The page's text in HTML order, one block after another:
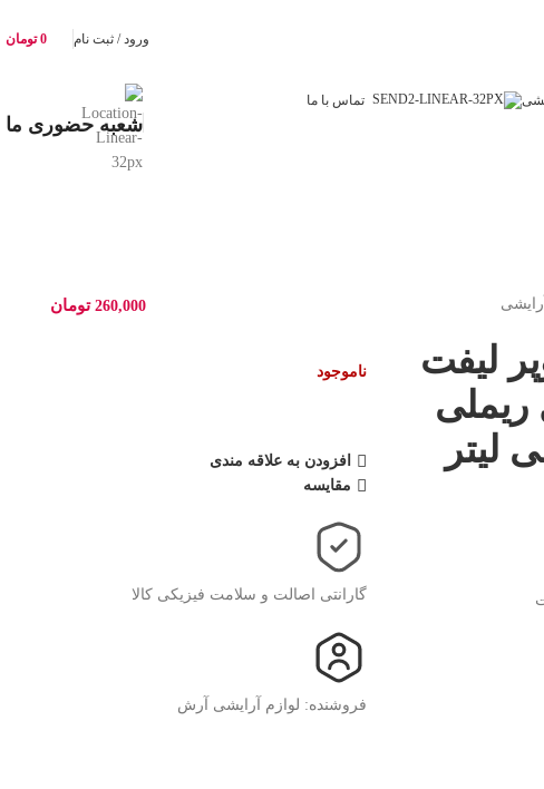
ورود / ثبت نام 0 تومان
تماس با ما
شعبه حضوری ما
لیفت
ریملی
260,000 تومان
ناموجود
افزودن به علاقه مندی
مقایسه
گارانتی اصالت و سلامت فیزیکی کالا
فروشنده: لوازم آرایشی آرش